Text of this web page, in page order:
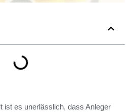
ist es unerlässlich, dass Anleger